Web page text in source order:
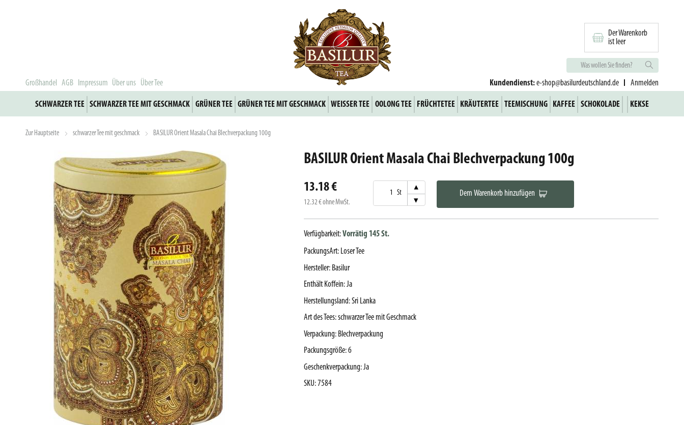
Großhandel AGB Impressum Über uns Über Tee
Der Warenkorb
ist leer
Kundendienst:e-shop@basilurdeutschland.de Anmelden
SCHWARZER TEE SCHWARZER TEE MIT GESCHMACK GRÜNER TEE GRÜNER TEE MIT GESCHMACK WEISSER TEE OOLONG TEE FRÜCHTETEE KRÄUTERTEE TEEMISCHUNG KAFFEE SCHOKOLADE KEKSE
Zur Hauptseite schwarzer Tee mit geschmack BASILUR Orient Masala Chai Blechverpackung 100g
BASILUR Orient Masala Chai Blechverpackung 100g
13.18 €
12.32 €ohne MwSt.
St
▾
▾
Dem Warenkorb hinzufügen
Verfügbarkeit:Vorrätig 145 St.
PackungsArt: Loser Tee
Hersteller: Basilur
Enthält Koffein:Ja
Herstellungsland:Sri Lanka
Art des Tees:schwarzer Tee mit Geschmack
Verpackung: Blechverpackung
Packungsgröße:6
Geschenkverpackung:Ja
SKU: 7584